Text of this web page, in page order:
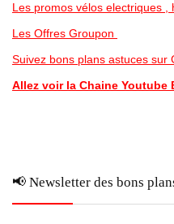
Les promos vélos electriques ,
Les Offres Groupon
Suivez bons plans astuces sur
Allez voir la Chaine Youtube
📢 Newsletter des bons